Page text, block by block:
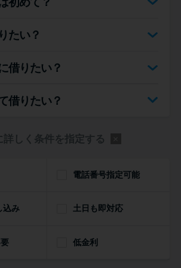
コンテンツ
カードローン診断
カードローンQ&A
ージ
リボ払いをそのまま払いきると
得した話
最速！最短40分で借りられるカ
たい？
借りたい？
借りたい？
詳しく条件を指定する
電話番号指定可能
込み 土日も即対応
低金利